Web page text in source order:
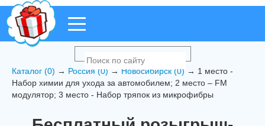
Каталог (0) → Россия (0) → Новосибирск (0) → 1 место -
Набор химии для ухода за автомобилем; 2 место – FM
модулятор; 3 место - Набор тряпок из микрофибры